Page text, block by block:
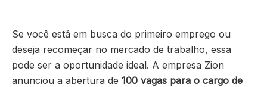
Se você está em busca do primeiro emprego ou
deseja recomeçar no mercado de trabalho, essa
pode ser a oportunidade ideal. A empresa Zion
anunciou a abertura de 100 vagas para o cargo de